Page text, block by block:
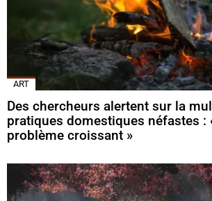
ART
Des chercheurs alertent sur la
pratiques domestiques néfastes :
problème croissant »